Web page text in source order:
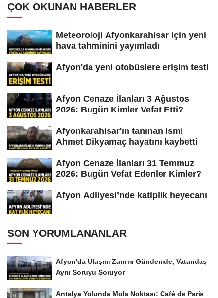
ÇOK OKUNAN HABERLER
Meteoroloji Afyonkarahisar için yeni
hava tahminini yayımladı
Afyon'da yeni otobüslere erişim testi
Afyon Cenaze İlanları 3 Ağustos
2026: Bugün Kimler Vefat Etti?
Afyonkarahisar'ın tanınan ismi
Ahmet Dikyamaç hayatını kaybetti
Afyon Cenaze İlanları 31 Temmuz
2026: Bugün Vefat Edenler Kimler?
Afyon Adliyesi’nde katiplik heyecanı
SON YORUMLANANLAR
Afyon'da Ulaşım Zammı Gündemde, Vatandaş
Aynı Soruyu Soruyor
Antalya Yolunda Mola Noktası: Café de Paris